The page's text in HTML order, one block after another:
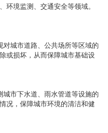
环境监测、交通安全等领域。
对城市道路、公共场所等区域的
或损坏，从而保障城市基础设
城市下水道、雨水管道等设施的
况，保障城市环境的清洁和健